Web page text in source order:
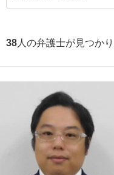
38 人の弁護士が見つか